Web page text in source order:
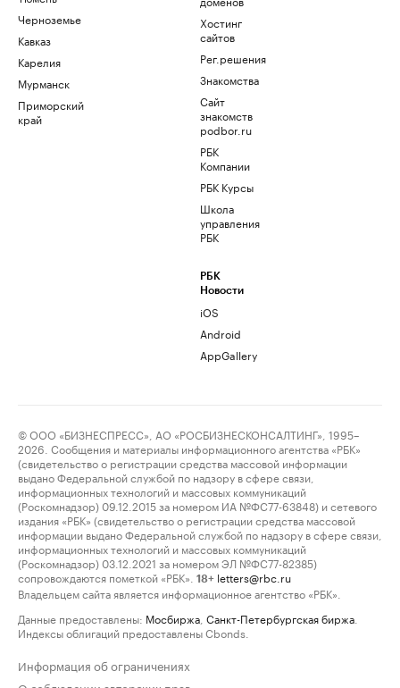
Черноземье
Кавказ
Карелия
Мурманск
Приморский
край
Хостинг
сайтов
Рег.решения
Знакомства
Сайт
знакомств
podbor.ru
РБК
Компании
РБК Курсы
Школа
управления
РБК
РБК
Новости
iOS
Android
AppGallery
© ООО «БИЗНЕСПРЕСС», АО «РОСБИЗНЕСКОНСАЛТИНГ», 1995–
2026. Сообщения и материалы информационного агентства «РБК»
(свидетельство о регистрации средства массовой информации
выдано Федеральной службой по надзору в сфере связи,
информационных технологий и массовых коммуникаций
(Роскомнадзор) 09.12.2015 за номером ИА №ФС77-63848) и сетевого
издания «РБК» (свидетельство о регистрации средства массовой
информации выдано Федеральной службой по надзору в сфере связи,
информационных технологий и массовых коммуникаций
(Роскомнадзор) 03.12.2021 за номером ЭЛ №ФС77-82385)
сопровождаются пометкой «РБК».
18+ letters@rbc.ru
Владельцем сайта является информационное агентство «РБК».
Данные предоставлены: Мосбиржа Санкт-Петербургская биржа
Индексы облигаций предоставлены Cbonds.
Информация об ограничениях